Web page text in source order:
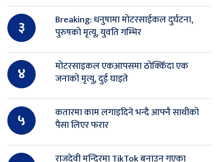
३
Breaking: धनुषामा मोटरसाईकल दुर्घटना,
पुरुषको मृत्यू, युवति गम्भिर
४
मोटरसाइकल एकआपसमा ठोक्किँदा एक
जनाको मृत्यु, दुई घाइते
५
कतारमा काम लगाइदिने भन्दै आफ्नै साथीको
पैसा लिएर फरार
राजदेवी मन्दिरमा TikTok बनाउन गएका